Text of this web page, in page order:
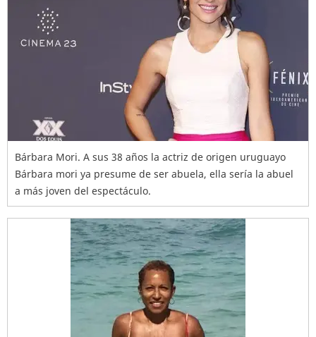
Bárbara Mori. A sus 38 años la actriz de origen uruguayo
Bárbara mori ya presume de ser abuela, ella sería la abuel
a más joven del espectáculo.